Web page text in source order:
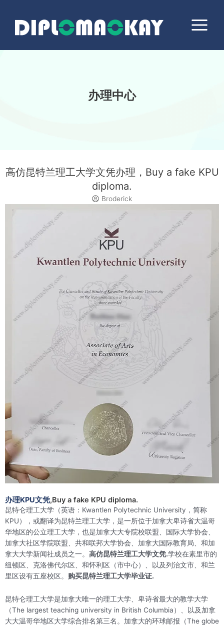
Menu
办理中心
高仿昆特兰理工大学文凭办理，Buy a fake KPU
diploma.
Broderick
办理KPU文凭,Buy a fake KPU diploma.
昆特仑理工大学（英语：Kwantlen Polytechnic University，简称
KPU），或翻译为昆特兰理工大学，是一所位于加拿大卑诗省大温哥
华地区的公立理工大学，也是加拿大大专院校联盟、国际大学协会、
加拿大社区学院联盟、共和联邦大学协会、加拿大国际教育局、和加
拿大大学新闻社成员之一。 高仿昆特兰理工大学文凭.学校在素里市的
纽顿区、克洛佛代尔区、和怀利区（市中心）、以及列治文市、和兰
里区设有五座校区。 购买昆特兰理工大学毕业证.
昆特仑理工大学是加拿大唯一的理工大学、卑诗省最大的教学大学
（The largest teaching university in British Columbia）、以及加拿
大大温哥华地区大学综合排名第三名。加拿大的环球邮报（The globe